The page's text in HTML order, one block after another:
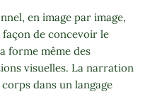
en image par image,
façon de concevoir le
forme même des
visuelles. La narration
dans un langage